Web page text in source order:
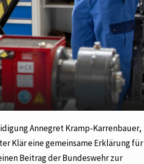
Annegret Kramp-Karrenbauer,
Klär eine gemeinsame Erklärung für
Beitrag der Bundeswehr zur